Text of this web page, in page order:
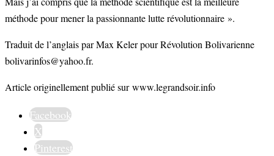
méthode pour mener la passionnante lutte révolutionnaire ».
Traduit de l’anglais par Max Keler pour Révolution Bolivarienne
bolivarinfos@yahoo.fr.
Article originellement publié sur www.legrandsoir.info
Facebook
X
Pinterest